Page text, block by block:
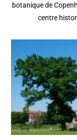
botanique de
centre